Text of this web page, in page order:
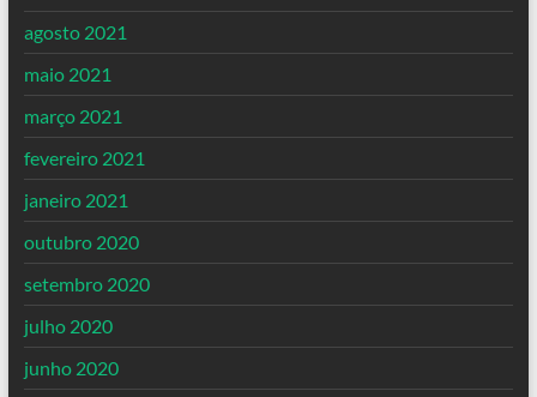
agosto 2021
maio 2021
março 2021
fevereiro 2021
janeiro 2021
outubro 2020
setembro 2020
julho 2020
junho 2020